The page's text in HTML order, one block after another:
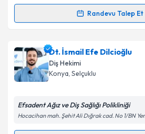
Kişisel verilerimin işlenmesine
'ni okudum ve kişisel
kapsamda işlenmesini kabul
Takvim Talebini
Randevu Talep Et
Randevu Takvimi Talebi
Dt. Hatice Kübra Uyanıkiçin
oluşturun. Size bu uzmandan randevu
takvim hazırlandığında e-posta ile
Dt. İsmail Efe Dilcioğlu
Diş Hekimi
Konya, Selçuklu
Efsadent Ağız ve Diş Sağlığı Polikliniği
Hocacihan mah. Şehit Ali Dığrak cad. No 1/BN